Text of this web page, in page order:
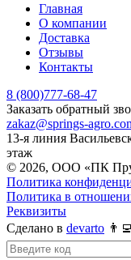
Главная
О компании
Доставка
Отзывы
Контакты
8 (800)777-68-47
Заказать обратный
zakaz@springs-
13-я линия
этаж
© 2026, ООО «ПК
Политика
Политика в
Реквизиты
Сделано в devarto